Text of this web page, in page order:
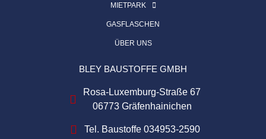
MIETPARK
GASFLASCHEN
ÜBER UNS
BLEY BAUSTOFFE GMBH
Rosa-Luxemburg-Straße 67
06773 Gräfenhainichen
Tel. Baustoffe 034953-2590